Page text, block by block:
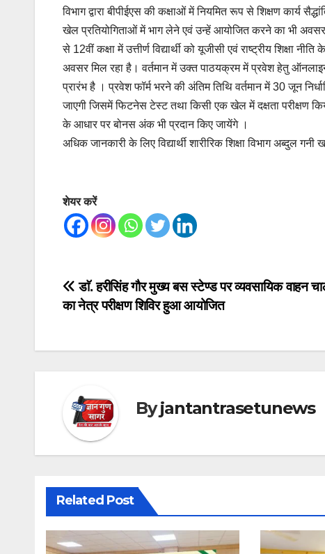
विभाग द्वारा बीपीईएस की कक्षाओं में नियमित रूप से शिक्षण कार्य
खेल प्रतियोगिताओं में भाग लेने एवं उन्हें आयोजित करने का भी
से 12वीं कक्षा में उत्तीर्ण विद्यार्थी को यूजीसी एवं राष्ट्रीय शिक्षा
अवसर मिल रहा है। वर्तमान में उक्त पाठयक्रम में प्रवेश हेतु
प्रारंभ है । प्रवेश फॉर्म भरने की अंतिम तिथि वर्तमान में 30 जून
जाएगी जिसमें फिटनेस टेस्ट तथा किसी एक खेल में दक्षता परीक्षण
के आधार पर बोनस अंक भी प्रदान किए जायेंगे ।
अधिक जानकारी के लिए विद्यार्थी शारीरिक शिक्षा विभाग अब्दुल
शेयर करें
Post
navigation
डाॅ. हरीसिंह गौर मुख्य बस स्टेण्ड पर व्यवसायिक वाहन
का नेत्र परीक्षण शिविर हुआ आयोजित
Byjantantrasetunews
Related Post